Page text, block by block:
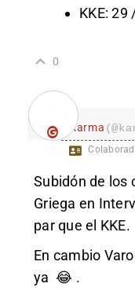
KKE: 29
0
karma
Subidón de los
Griega en
par que el KKE.
En cambio
ya 😂 .